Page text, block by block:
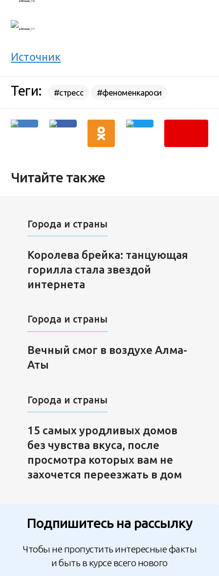
Источник
Теги: #стресс #феноменкароси
Читайте также
Города и страны
Королева брейка: танцующая
горилла стала звездой
интернета
Города и страны
Вечный смог в воздухе Алма-
Аты
Города и страны
15 самых уродливых домов
без чувства вкуса, после
просмотра которых вам не
захочется переезжать в дом
Подпишитесь на рассылку
Чтобы не пропустить интересные факты
и быть в курсе всего нового